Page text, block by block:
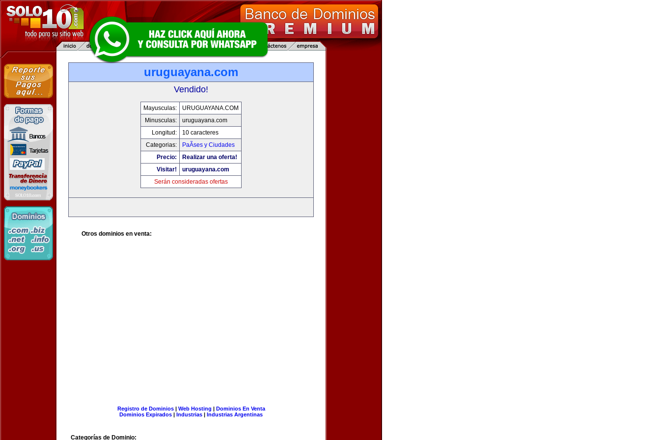
uruguayana.com
Vendido!
Mayusculas:
URUGUAYANA.COM
Minusculas:
uruguayana.com
Longitud:
10 caracteres
Categorias:
PaÃ­ses y Ciudades
Precio:
Realizar una oferta!
Visitar!
uruguayana.com
Serán consideradas ofertas
Otros dominios en venta:
Registro de Dominios| Web Hosting | Dominios En Venta
Dominios Expirados | Industrias | Industrias Argentinas
Categorías de Dominio: